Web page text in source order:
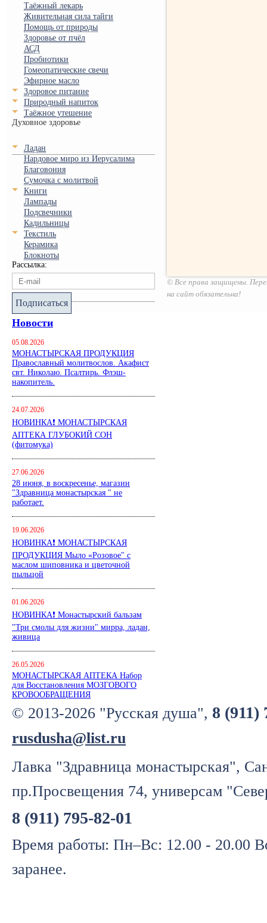
Таёжный лекарь
Живительная сила тайги
Помощь от природы
Здоровье от пчёл
АСД
Пробиотики
Гомеопатические свечи
Эфирное масло
Здоровое питание
Природный напиток
Таёжное утешение
Духовное здоровье
Ладан
Нардовое миро из Иерусалима
Благовония
Сумочка с молитвой
Книги
Лампады
Подсвечники
Кадильницы
Текстиль
Керамика
Блокноты
Рассылка:
Подписаться
Новости
05.08.2026
МОНАСТЫРСКАЯ ПРОДУКЦИЯ
Православный молитвослов. Акафист
свт. Николаю. Псалтирь. Флэш-
накопитель.
24.07.2026
НОВИНКА❗ МОНАСТЫРСКАЯ
АПТЕКА ГЛУБОКИЙ СОН
(фитомука)
27.06.2026
28 июня, в воскресенье, магазин
"Здравница монастырская " не
работает.
19.06.2026
НОВИНКА❗ МОНАСТЫРСКАЯ
ПРОДУКЦИЯ Мыло «Розовое" с
маслом шиповника и цветочной
пыльцой
01.06.2026
НОВИНКА❗ Монастырский бальзам
"Три смолы для жизни" мирра, ладан,
живица
26.05.2026
МОНАСТЫРСКАЯ АПТЕКА Набор
для Восстановления МОЗГОВОГО
КРОВООБРАЩЕНИЯ
© 2013-2026 "Русская душа", 8 (911)
rusdusha@list.ru
Лавка "Здравница монастырская",
пр.Просвещения 74, универсам
8 (911) 795-82-01
Время работы: Пн–Вс: 12.00 - 20.00
заранее.
© Все права защищены.
на сайт обязательна!